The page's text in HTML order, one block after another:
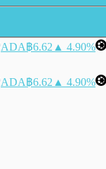
ADA฿6.62 ▲ 4.90%
ADA฿6.62 ▲ 4.90%